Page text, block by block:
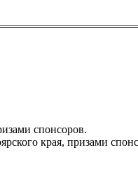
спонсоров.
края, призами